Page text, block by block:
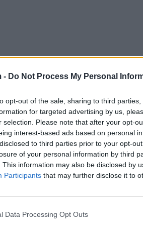
- Do Not Process My Personal
opt-out of the sale, sharing to third
for targeted advertising by us,
selection. Please note that after your opt-
interest-based ads based on personal
to third parties prior to your opt-
of your personal information by third
This information may also be disclosed by
Participants that may further disclose it to
Data Processing Opt Outs
një motër… (qesh). Unë
po ndodh diçka e bukur. Çfarë
rrugëtimin, ndoshta ky ishte
goxha vëmendje nëpër rrjet
është realizuar para se të